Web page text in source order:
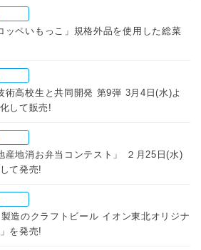
ッペいもっこ」規格外品を使用した総菜
術高校生と共同開発 第9弾 3月4日(水)よ
して販売!
産地消お弁当コンテスト」 ２月25日(水)
て発売!
造のクラフトビール イオン東北オリジナ
を発売!